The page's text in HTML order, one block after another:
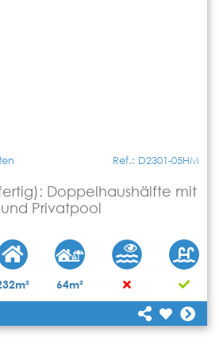
Ref.: D2301-05HM
Doppelhaushälfte mit
Privatpool
64m²
(bezugsfertig):
mit 3 Schlafzimmern und
details/5057-